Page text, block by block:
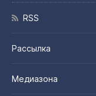
RSS
Рассылка
Медиазона